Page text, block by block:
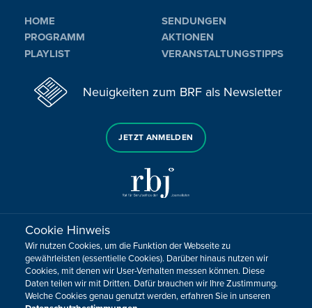
HOME
PROGRAMM
PLAYLIST
SENDUNGEN
AKTIONEN
VERANSTALTUNGSTIPPS
Neuigkeiten zum BRF als Newsletter
JETZT ANMELDEN
Sie haben noch Fragen oder Anmerkungen?
KONTAKTIEREN SIE UNS!
Impressum Datenschutz Kontakt
Barrierefreiheit
Cookie-Zustimmung anpassen
Cookie Hinweis
Wir nutzen Cookies, um die Funktion der Webseite zu
gewährleisten (essentielle Cookies). Darüber hinaus nutzen wir
Cookies, mit denen wir User-Verhalten messen können. Diese
Daten teilen wir mit Dritten. Dafür brauchen wir Ihre Zustimmung.
Welche Cookies genau genutzt werden, erfahren Sie in unseren